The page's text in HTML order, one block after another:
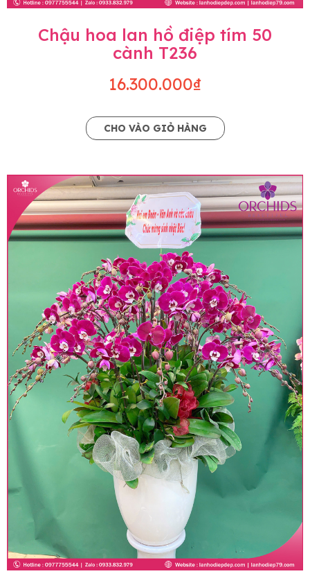
Chậu hoa lan hồ điệp tím 50
cành T236
16.300.000₫
CHO VÀO GIỎ HÀNG